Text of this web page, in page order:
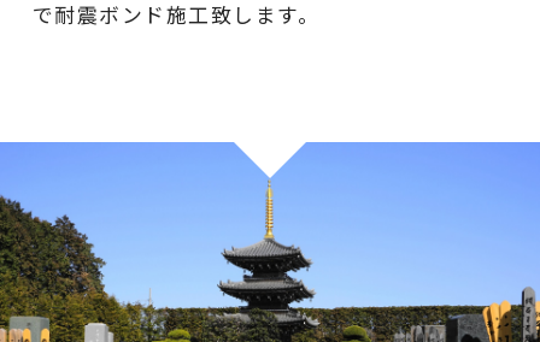
で耐震ボンド施工致します。